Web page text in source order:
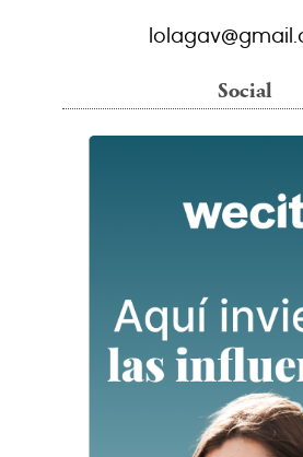
Social